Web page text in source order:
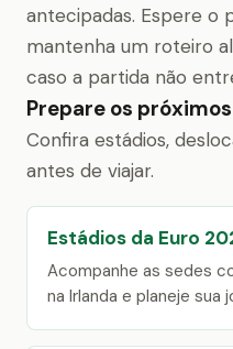
antecipadas. Espere o
mantenha um roteiro
caso a partida não
Prepare os
Confira estádios,
antes de viajar.
Estádios da Euro
Acompanhe as sedes
na Irlanda e planeje sua